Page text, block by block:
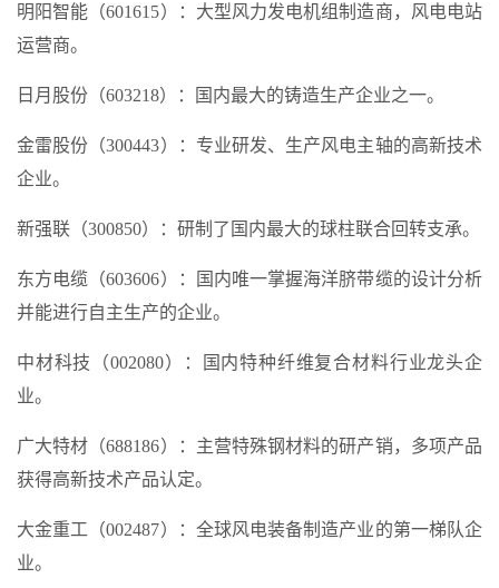
明阳智能（601615）：大型风力发电机组制造商，风电电站
运营商。
日月股份（603218）：国内最大的铸造生产企业之一。
金雷股份（300443）：专业研发、生产风电主轴的高新技术
企业。
新强联（300850）：研制了国内最大的球柱联合回转支承。
东方电缆（603606）：国内唯一掌握海洋脐带缆的设计分析
并能进行自主生产的企业。
中材科技（002080）：国内特种纤维复合材料行业龙头企
业。
广大特材（688186）：主营特殊钢材料的研产销，多项产品
获得高新技术产品认定。
大金重工（002487）：全球风电装备制造产业的第一梯队企
业。